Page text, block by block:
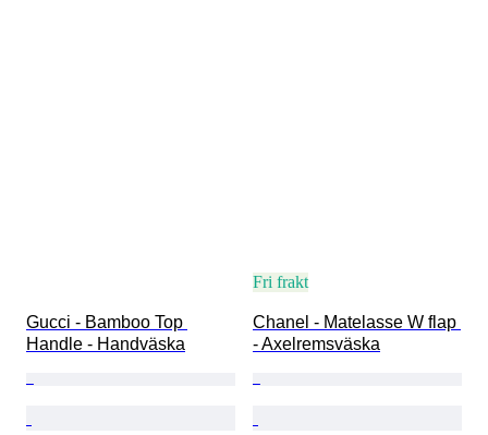
Gucci - Bamboo Top
Handle - Handväska
Fri frakt
Chanel - Matelasse W flap
- Axelremsväska